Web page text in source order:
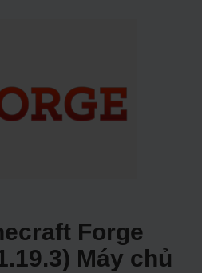
Forge
Máy chủ